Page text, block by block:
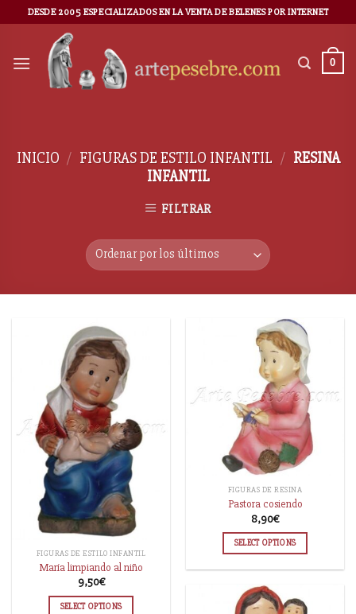
DESDE 2005 ESPECIALIZADOS EN LA VENTA DE BELENES POR INTERNET
0
INICIO / FIGURAS DE ESTILO INFANTIL / RESINA
INFANTIL
FILTRAR
FIGURAS DE ESTILO INFANTIL
María limpiando al niño
9,50€
SELECT OPTIONS
FIGURAS DE RESINA
Pastora cosiendo
8,90€
SELECT OPTIONS